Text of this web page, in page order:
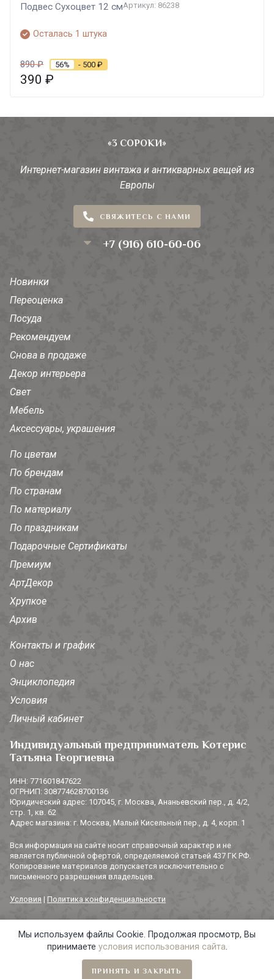
Подвес Сухоцвет 12 смАртикул: 86238
Осталась 1 штука
890₽ 56% - 500 ₽
390 ₽
«3 СОРОКИ»
Интернет-магазин винтажа и антикварных вещей из
Европы
СВЯЖИТЕСЬ С НАМИ
+7 (916) 610-60-06
Новинки
Переоценка
Посуда
Рекомендуем
Снова в продаже
Декор интерьера
Свет
Мебель
Аксессуары, украшения
По цветам
По брендам
По странам
По материалу
По праздникам
Подарочные Сертификаты
Премиум
АртДекор
Хрупкое
Архив
Контакты и график
О нас
Энциклопедия
Условия
Личный кабинет
Индивидуальный предприниматель Котерис
Татьяна Георгиевна
ИНН: 771601847622
ОГРНИП: 308774628700136
Юридический адрес: 107045, г. Москва, Ананьевский пер., д. 4/2,
стр. 1, кв. 62
Адрес магазина: г. Москва, Малый Кисельный пер., д. 4, корп. 1
Вся информация на сайте носит справочный характер и не
является публичной офертой, определяемой статьей 437 ГК РФ.
Копирование материалов допускается исключительно с
письменного разрешения владельцев.
Условия | Политика конфиденциальности
© 2014-2026 «3 СОРОКИ». Все права защищены.
Мы используем файлы Cookie. Продолжая просмотр, Вы
принимаете условия использования сайта.
ПРИНЯТЬ И ЗАКРЫТЬ